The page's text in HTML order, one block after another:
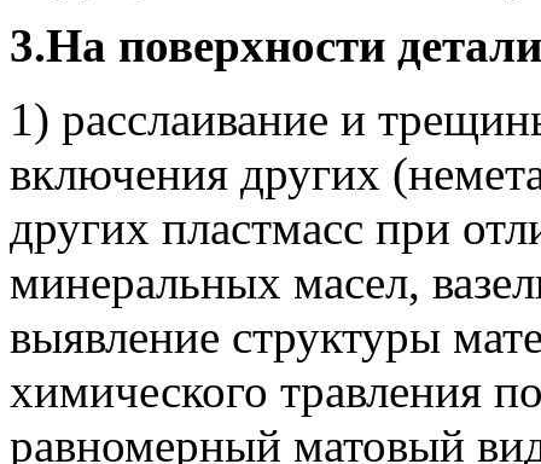
3.На поверхности
1) расслаивание и
включения других
других пластмасс при
минеральных масел,
выявление структуры
химического травления
равномерный матовый